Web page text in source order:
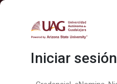
Iniciar sesión